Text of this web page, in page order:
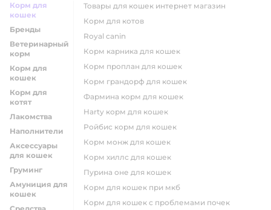
Корм для
кошек
Бренды
Ветеринарный
корм
Корм для
кошек
Корм для
котят
Лакомства
Наполнители
Аксессуары
для кошек
Груминг
Амуниция для
кошек
товары для кошек интернет магазин
корм для котов
royal canin
корм карника для кошек
корм проплан для кошек
корм грандорф для кошек
фармина корм для кошек
harty корм для кошек
ройбис корм для кошек
корм монж для кошек
корм хиллс для кошек
пурина оне для кошек
корм для кошек при мкб
корм для кошек с проблемами почек